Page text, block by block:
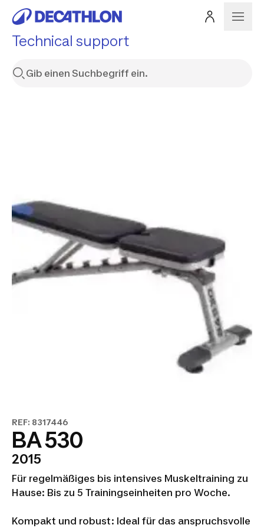
Technical support
REF: 8317446
BA 530
2015
Für regelmäßiges bis intensives Muskeltraining zu
Hause: Bis zu 5 Trainingseinheiten pro Woche.
Kompakt und robust: Ideal für das anspruchsvolle